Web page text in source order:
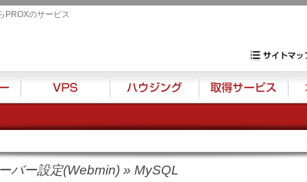
PROXのサービス
バー設定(Webmin)» MySQL
VPS ハウジング 取得サービス オプ